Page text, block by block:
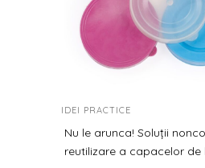
IDEI PRACTICE
Nu le arunca! Soluții
reutilizare a capacelor